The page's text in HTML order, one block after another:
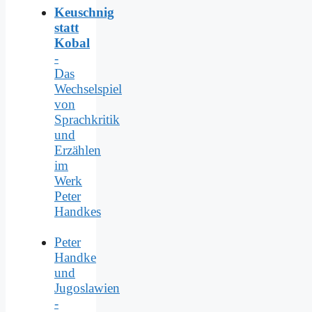
Keuschnig
statt
Kobal
-
Das
Wechselspiel
von
Sprachkritik
und
Erzählen
im
Werk
Peter
Handkes
Peter
Handke
und
Jugoslawien
-